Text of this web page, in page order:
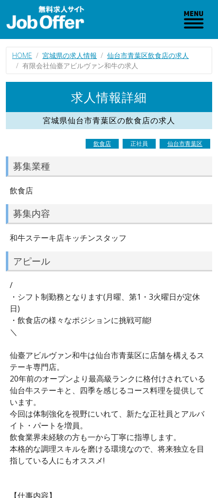
HOME 宮城県の求人情報
仙台市青葉区飲食店の求人
有限会社仙臺アビルヴァン和牛の求人
求人情報詳細
宮城県仙台市青葉区の飲食店の求人
飲食店 正社員 仙台市青葉区
募集業種
飲食店
募集内容
和牛ステーキ店キッチンスタッフ
アピール
/
・シフト制勤務となります(月曜、第1・3火曜日が定休
日)
・飲食店の様々なポジションに挑戦可能!
＼
仙臺アビルヴァン和牛は仙台市青葉区に店舗を構えるス
テーキ専門店。
20年前のオープンより最高級ランクに格付けされている
仙台牛ステーキと、四季を感じるコース料理を提供して
います。
今回は体制強化を視野にいれて、新たな正社員とアルバ
イト・パートを増員。
飲食業界未経験の方も一から丁寧に指導します。
本格的な調理スキルを磨ける環境なので、将来独立を目
指している人にもオススメ!
【仕事内容】